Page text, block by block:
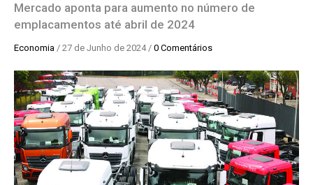
Mercado aponta para aumento no número de
emplacamentos até abril de 2024
Economia / 27 de Junho de 2024 / 0 Comentários